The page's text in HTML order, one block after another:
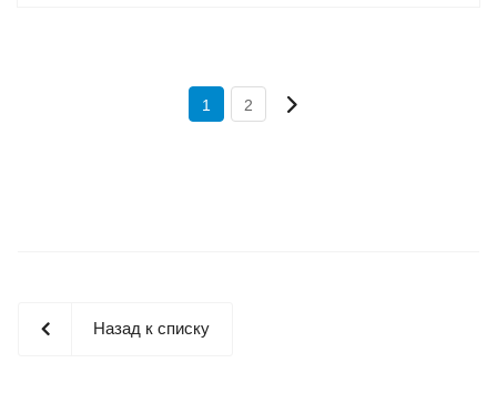
1 2
Назад к списку